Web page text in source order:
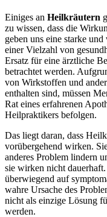
Einiges an Heilkräutern
zu wissen, dass die
geben uns eine starke
einer Vielzahl von
Ersatz für eine ärztliche
betrachtet werden.
von Wirkstoffen und
enthalten sind, müssen
Rat eines erfahrenen
Heilpraktikers befolgen.
Das liegt daran, dass
vorübergehend wirken.
anderes Problem lindern
sie wirken nicht
überwiegend auf
wahre Ursache des
nicht als einzige Lösung
werden.